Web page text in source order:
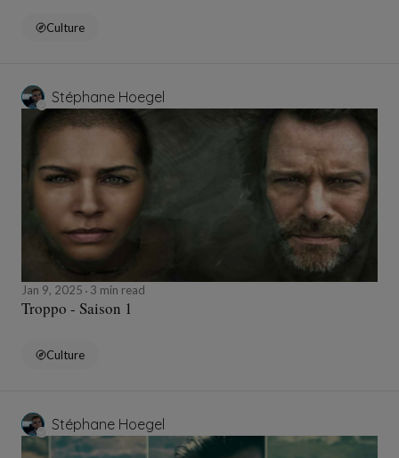
Culture
Stéphane Hoegel
Jan 9, 2025 3 min read
Troppo - Saison 1
Culture
Stéphane Hoegel